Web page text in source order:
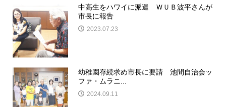
中高生をハワイに派遣 ＷＵＢ波平さんが
市長に報告
2023.07.23
幼稚園存続求め市長に要請 池間自治会ッ
ファ・ムラニ...
2024.09.11